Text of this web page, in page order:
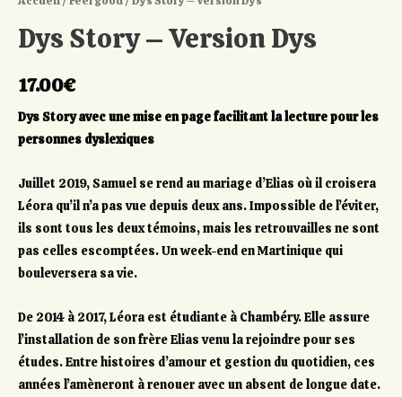
Dys Story – Version Dys
17.00€
Dys Story avec une mise en page facilitant la lecture pour les
personnes dyslexiques
Juillet 2019, Samuel se rend au mariage d’Elias où il croisera
Léora qu’il n’a pas vue depuis deux ans. Impossible de l’éviter,
ils sont tous les deux témoins, mais les retrouvailles ne sont
pas celles escomptées. Un week-end en Martinique qui
bouleversera sa vie.
De 2014 à 2017, Léora est étudiante à Chambéry. Elle assure
l’installation de son frère Elias venu la rejoindre pour ses
études. Entre histoires d’amour et gestion du quotidien, ces
années l’amèneront à renouer avec un absent de longue date.